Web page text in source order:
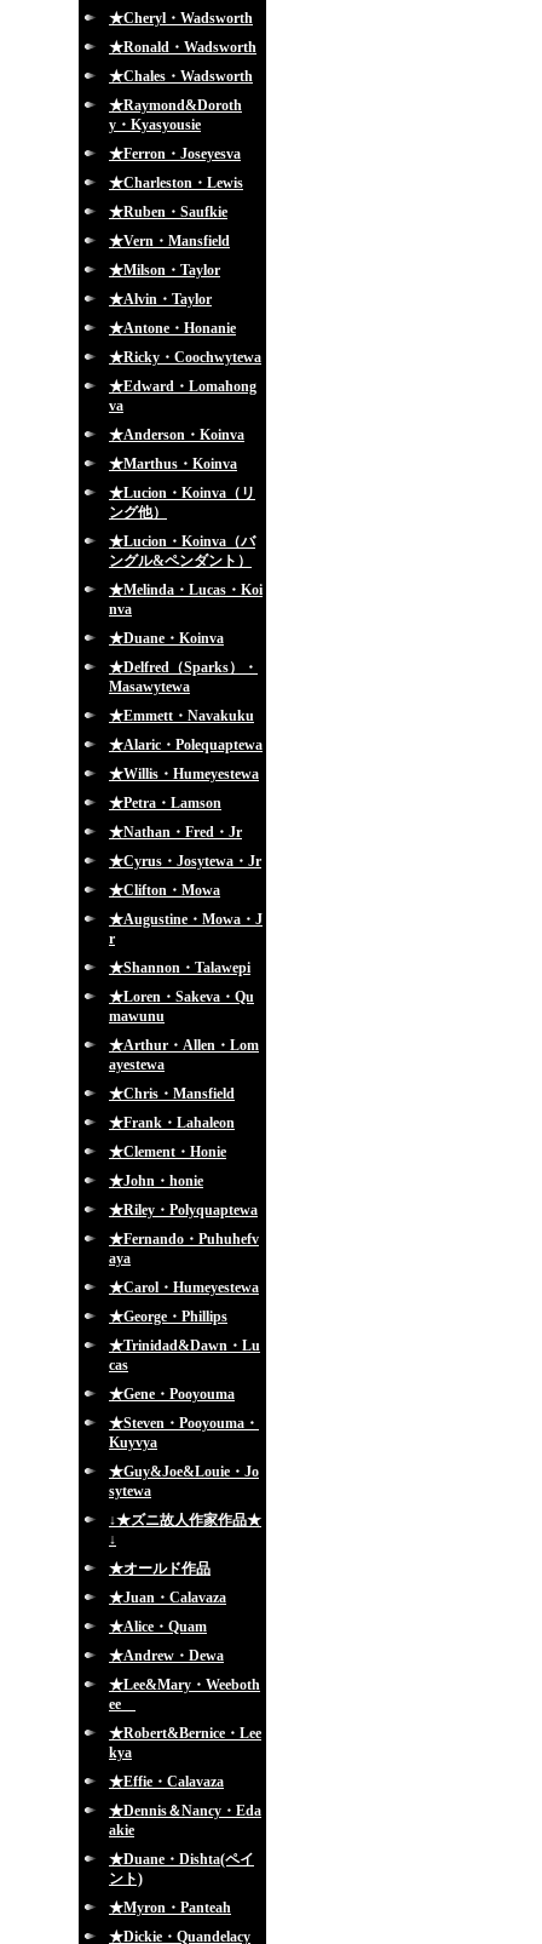
★Cheryl・Wadsworth
★Ronald・Wadsworth
★Chales・Wadsworth
★Raymond&Doroth
y・Kyasyousie
★Ferron・Joseyesva
★Charleston・Lewis
★Ruben・Saufkie
★Vern・Mansfield
★Milson・Taylor
★Alvin・Taylor
★Antone・Honanie
★Ricky・Coochwytewa
★Edward・Lomahong
va
★Anderson・Koinva
★Marthus・Koinva
★Lucion・Koinva（リ
ング他）
★Lucion・Koinva（バ
ングル&ペンダント）
★Melinda・Lucas・Koi
nva
★Duane・Koinva
★Delfred（Sparks）・
Masawytewa
★Emmett・Navakuku
★Alaric・Polequaptewa
★Willis・Humeyestewa
★Petra・Lamson
★Nathan・Fred・Jr
★Cyrus・Josytewa・Jr
★Clifton・Mowa
★Augustine・Mowa・J
r
★Shannon・Talawepi
★Loren・Sakeva・Qu
mawunu
★Arthur・Allen・Lom
ayestewa
★Chris・Mansfield
★Frank・Lahaleon
★Clement・Honie
★John・honie
★Riley・Polyquaptewa
★Fernando・Puhuhefv
aya
★Carol・Humeyestewa
★George・Phillips
★Trinidad&Dawn・Lu
cas
★Gene・Pooyouma
★Steven・Pooyouma・
Kuyvya
★Guy&Joe&Louie・Jo
sytewa
↓★ズニ故人作家作品★
↓
★オールド作品
★Juan・Calavaza
★Alice・Quam
★Andrew・Dewa
★Lee&Mary・Weeboth
ee
★Robert&Bernice・Lee
kya
★Effie・Calavaza
★Dennis＆Nancy・Eda
akie
★Duane・Dishta(ペイ
ント)
★Myron・Panteah
★Dickie・Quandelacy